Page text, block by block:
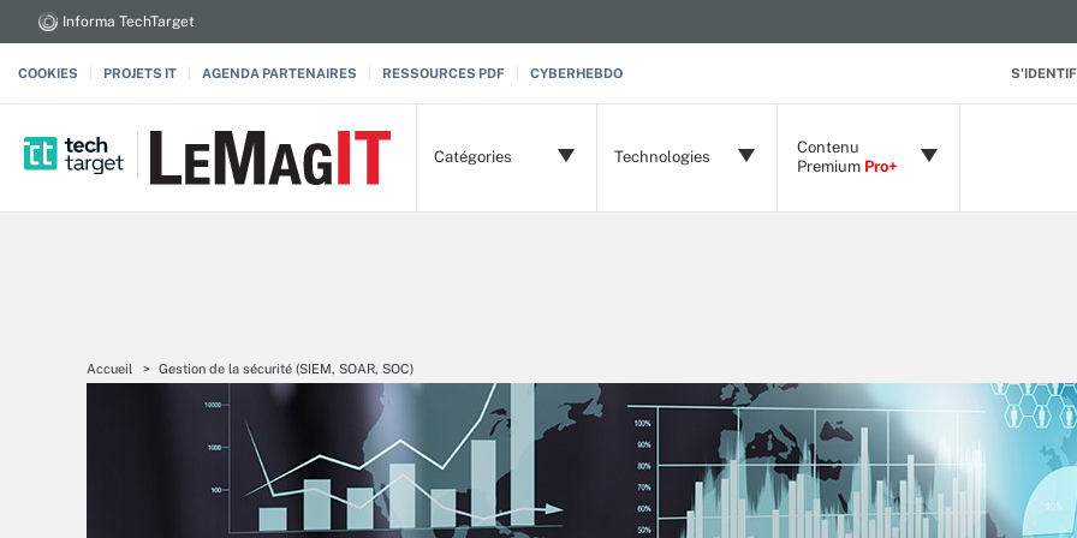
Informa TechTarget
COOKIES PROJETS IT AGENDA PARTENAIRES RESSOURCES PDF CYBERHEBDO
Catégories Technologies
Contenu
Premium Pro+
Accueil Gestion de la sécurité (SIEM, SOAR, SOC)